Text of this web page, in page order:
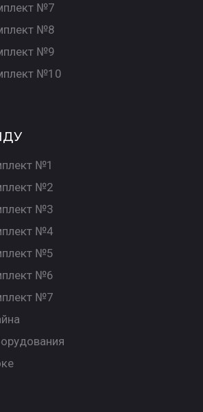
№7
№8
№9
№10
№1
№2
№3
№4
№5
№6
№7